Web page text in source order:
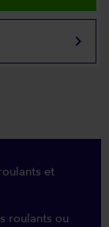
keyboard_arrow_right
et
roulants ou